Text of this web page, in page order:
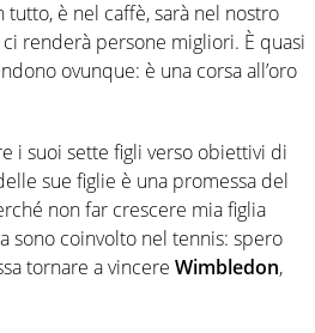
è nel caffè, sarà nel nostro
renderà persone migliori. È quasi
ovunque: è una corsa all’oro
i suoi sette figli verso obiettivi di
sue figlie è una promessa del
non far crescere mia figlia
sono coinvolto nel tennis: spero
tornare a vincere Wimbledon,